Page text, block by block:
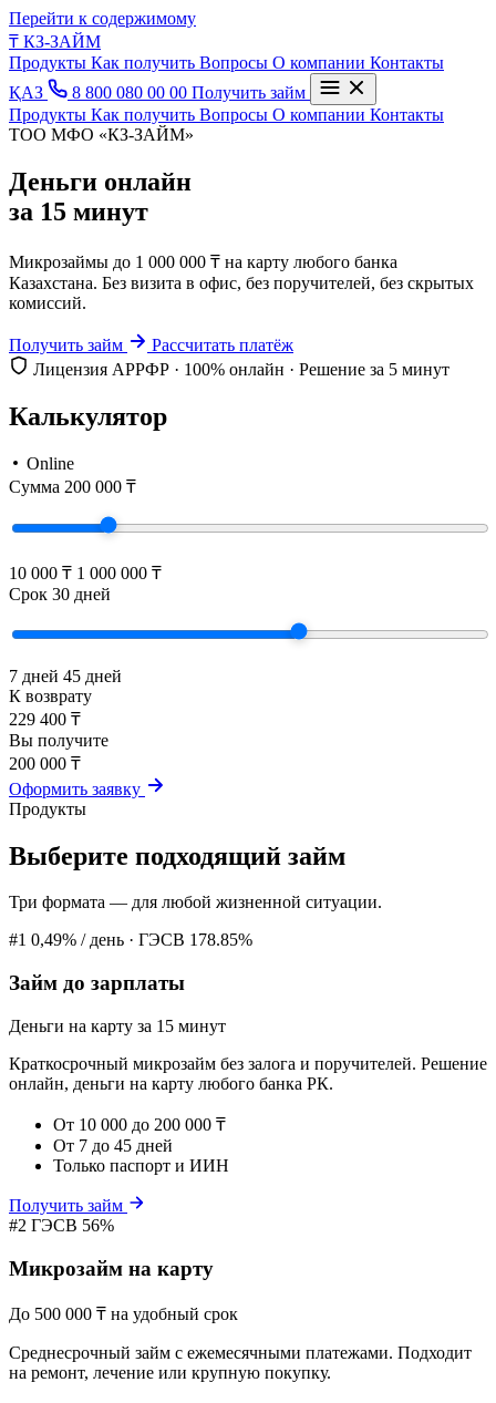
Перейти к содержимому
₸ КЗ-ЗАЙМ
Продукты Как получить Вопросы О компании Контакты
ҚАЗ
8 800 080 00 00 Получить займ
Продукты Как получить Вопросы О компании Контакты
ТОО МФО «КЗ-ЗАЙМ»
Деньги онлайн
за 15 минут
Микрозаймы до 1 000 000 ₸ на карту любого банка
Казахстана. Без визита в офис, без поручителей, без скрытых
комиссий.
Получить займ
Рассчитать платёж
Лицензия АРРФР · 100% онлайн · Решение за 5 минут
Калькулятор
Online
Сумма 200 000 ₸
10 000 ₸ 1 000 000 ₸
Срок 30 дней
7 дней 45 дней
К возврату
229 400 ₸
Вы получите
200 000 ₸
Оформить заявку
Продукты
Выберите подходящий займ
Три формата — для любой жизненной ситуации.
#1 0,49% / день · ГЭСВ 178.85%
Займ до зарплаты
Деньги на карту за 15 минут
Краткосрочный микрозайм без залога и поручителей. Решение
онлайн, деньги на карту любого банка РК.
От 10 000 до 200 000 ₸
От 7 до 45 дней
Только паспорт и ИИН
Получить займ
#2 ГЭСВ 56%
Микрозайм на карту
До 500 000 ₸ на удобный срок
Среднесрочный займ с ежемесячными платежами. Подходит
на ремонт, лечение или крупную покупку.